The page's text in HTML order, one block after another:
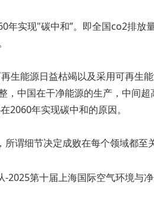
年实现"碳中和”。即全国co2排
生能源日益枯竭以及采用可再
，中国在干净能源的生产，中间
2060年实现碳中和的原因。
谓细节决定成败在每个领域都至